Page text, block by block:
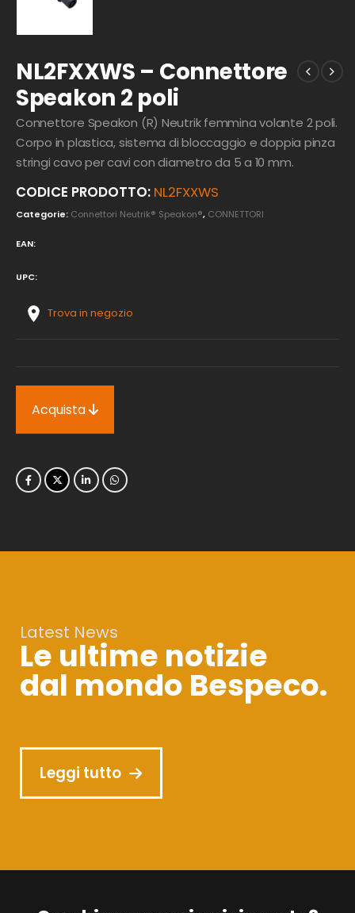
NL2FXXWS – Connettore
Speakon 2 poli
Connettore Speakon (R) Neutrik femmina volante 2 poli.
Corpo in plastica, sistema di bloccaggio e doppia pinza
stringi cavo per cavi con diametro da 5 a 10 mm.
CODICE PRODOTTO: NL2FXXWS
Categorie: Connettori Neutrik® Speakon®, CONNETTORI
EAN:
UPC:
Trova in negozio
Acquista
Latest News
Le ultime notizie
dal mondo Bespeco.
Leggi tutto